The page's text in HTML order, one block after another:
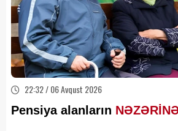
22:32 / 06 Avqust 2026
Pensiya alanların